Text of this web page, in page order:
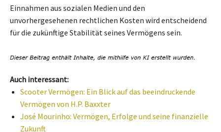
Einnahmen aus sozialen Medien und den
unvorhergesehenen rechtlichen Kosten wird entscheidend
für die zukünftige Stabilität seines Vermögens sein.
Auch interessant:
Scooter Vermögen: Ein Blick auf das beeindruckende
Vermögen von H.P. Baxxter
José Mourinho: Vermögen, Erfolge und seine finanzielle
Zukunft